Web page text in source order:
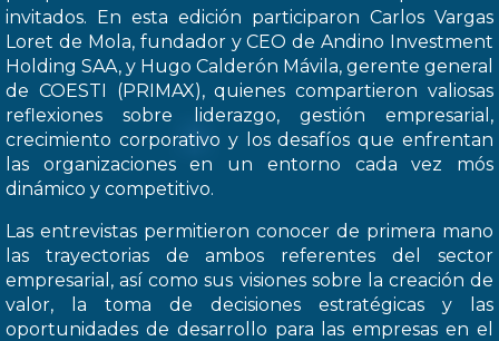
invitados. En esta edición participaron Carlos Vargas
Loret de Mola, fundador y CEO de Andino Investment
Holding SAA, y Hugo Calderón Mávila, gerente general
de COESTI (PRIMAX), quienes compartieron valiosas
reflexiones sobre liderazgo, gestión empresarial,
crecimiento corporativo y los desafíos que enfrentan
las organizaciones en un entorno cada vez mós
dinámico y competitivo.
Las entrevistas permitieron conocer de primera mano
las trayectorias de ambos referentes del sector
empresarial, así como sus visiones sobre la creación de
valor, la toma de decisiones estratégicas y las
oportunidades de desarrollo para las empresas en el